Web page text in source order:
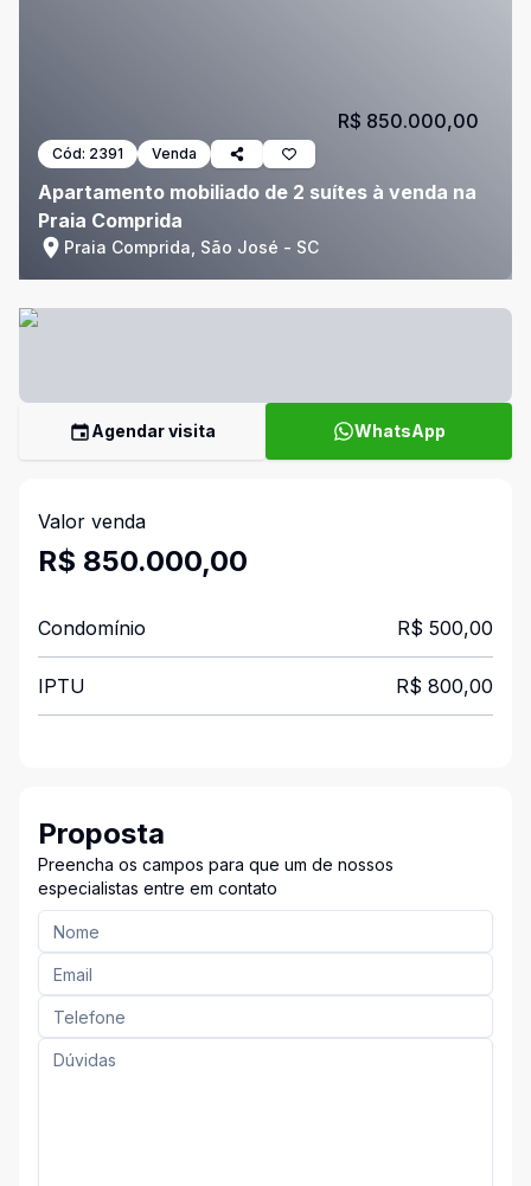
Cód: 2391 Venda
Apartamento mobiliado de 2 suítes à venda na
Praia Comprida
Praia Comprida, São José - SC
R$ 850.000,00
Agendar visita WhatsApp
Valor venda
R$ 850.000,00
Condomínio R$ 500,00
IPTU R$ 800,00
Proposta
Preencha os campos para que um de nossos
especialistas entre em contato